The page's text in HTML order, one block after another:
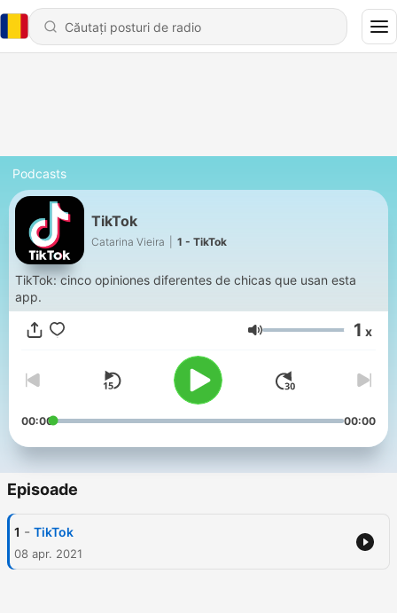
Podcasts
TikTok
Catarina Vieira 1 - TikTok
TikTok: cinco opiniones diferentes de chicas que usan esta
app.
Volum 1 x
00:00 00:00
Episoade
1 - TikTok
08 apr. 2021